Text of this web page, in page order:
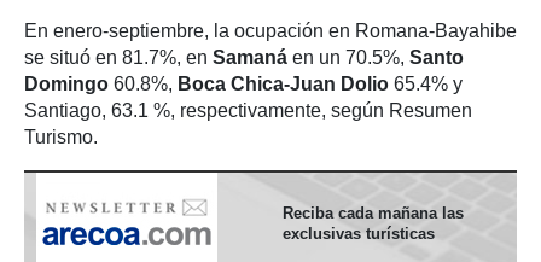
En enero-septiembre, la ocupación en Romana-Bayahibe
se situó en 81.7%, en Samaná en un 70.5%, Santo
Domingo 60.8%, Boca Chica-Juan Dolio 65.4% y
Santiago, 63.1 %, respectivamente, según Resumen
Turismo.
Reciba cada mañana las
exclusivas turísticas